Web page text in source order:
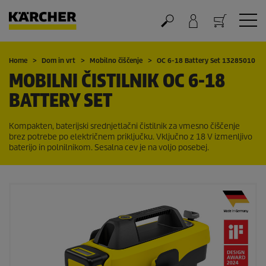
Nakupovalna košarica
Home Dom in vrt Mobilno čiščenje OC 6-18 Battery Set 13285010
MOBILNI ČISTILNIK OC 6-18
BATTERY SET
Kompakten, baterijski srednjetlačni čistilnik za vmesno čiščenje
brez potrebe po električnem priključku. Vključno z 18 V izmenljivo
baterijo in polnilnikom. Sesalna cev je na voljo posebej.